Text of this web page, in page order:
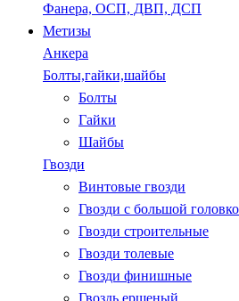
Фанера, ОСП, ДВП, ДСП
Метизы
Анкера
Болты,гайки,шайбы
Болты
Гайки
Шайбы
Гвозди
Винтовые гвозди
Гвозди с большой
Гвозди строительные
Гвозди толевые
Гвозди финишные
Гвоздь ершеный